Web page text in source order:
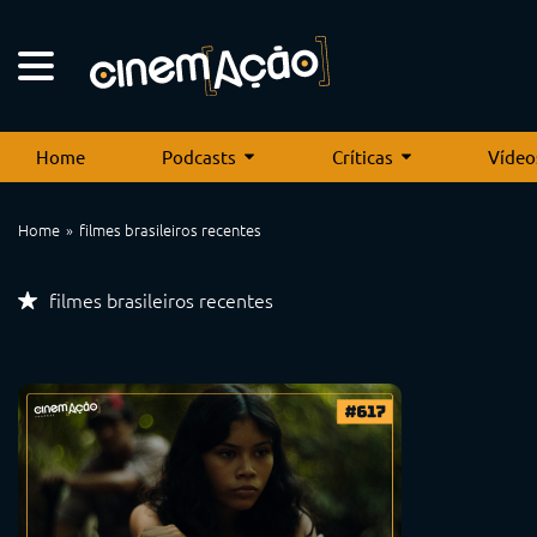
Home Podcasts Críticas
Home filmes brasileiros recentes
filmes brasileiros recentes